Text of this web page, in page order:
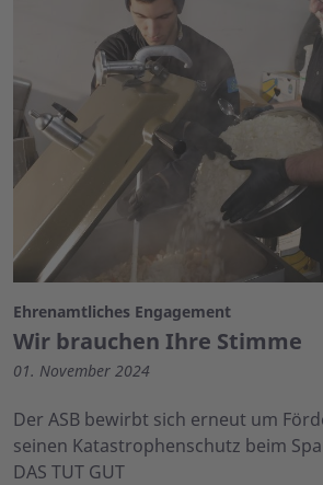
Ehrenamtliches Engagement
Wir brauchen Ihre Stimme
01. November 2024
Der ASB bewirbt sich erneut um
seinen Katastrophenschutz beim
DAS TUT GUT